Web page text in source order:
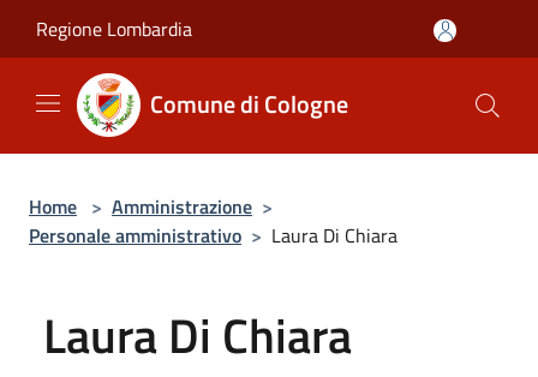
Regione Lombardia
Comune di Cologne
Home > Amministrazione >
Personale amministrativo > Laura Di Chiara
Laura Di Chiara